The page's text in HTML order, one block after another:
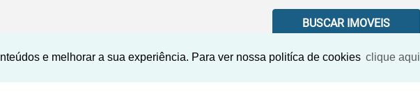
e melhorar a sua experiência. Para ver nossa politíca de cookies clique aqui
BUSCAR IMOVEIS